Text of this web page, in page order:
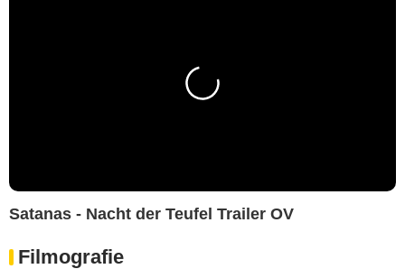
Satanas - Nacht der Teufel Trailer OV
Filmografie